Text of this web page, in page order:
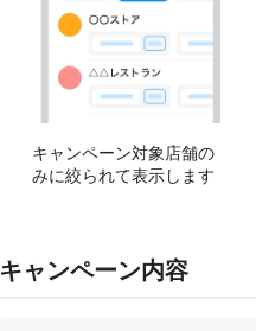
キャンペーン対象店舗の
みに絞られて表示します
キャンペーン内容